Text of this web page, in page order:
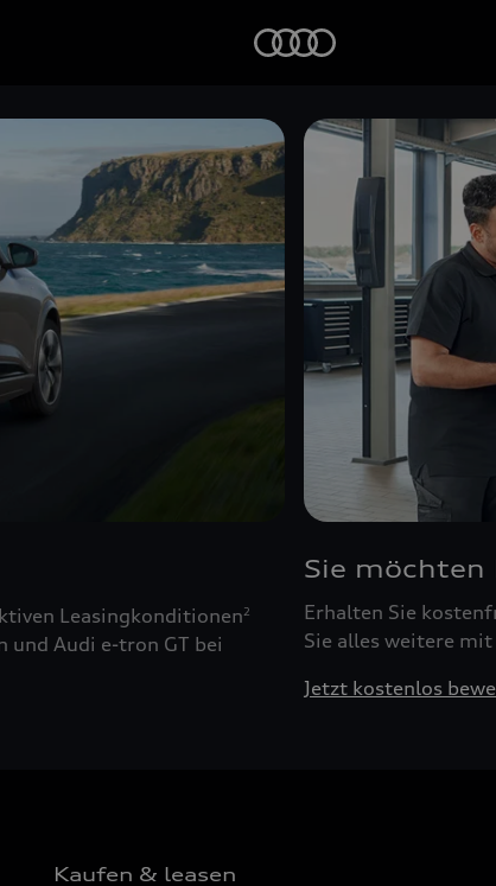
Leasingkonditionen2
und Audi e-tron GT bei
Sie möchten
Erhalten Sie
Sie alles weitere
Jetzt kostenlos
Kaufen & leasen